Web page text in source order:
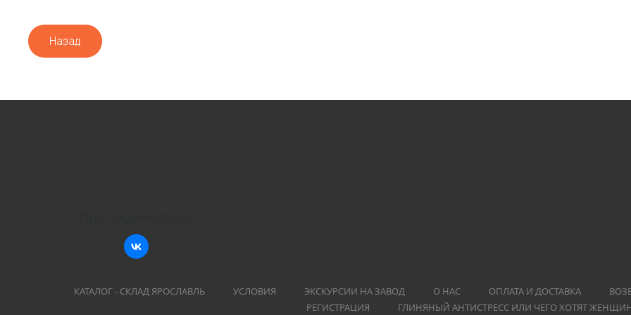
Назад
КАТАЛОГ - СКЛАД ЯРОСЛАВЛЬ УСЛОВИЯ ЭКСКУРСИИ НА ЗАВОД О НАС ОПЛАТА И ДОСТАВКА
РЕГИСТРАЦИЯ
ГЛИНЯНЫЙ АНТИСТРЕСС ИЛИ ЧЕГО ХОТЯТ